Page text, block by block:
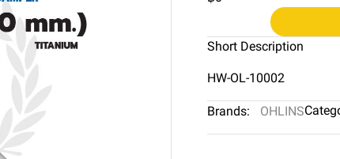
Short Description
HW-OL-10002
Brands: OHLINS